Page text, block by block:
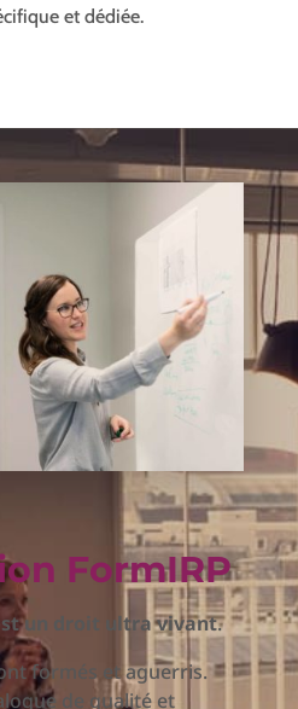
et dédiée.
FormIRP
un droit ultra vivant.
formés et aguerris.
de qualité et